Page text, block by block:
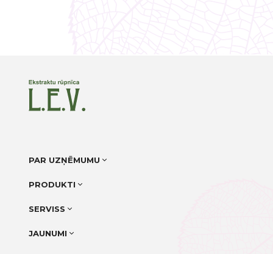
PAR UZŅĒMUMU
PRODUKTI
SERVISS
JAUNUMI